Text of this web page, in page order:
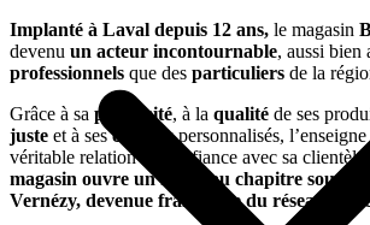
Implanté à Laval depuis 12 ans, le magasin
devenu un acteur incontournable, aussi bien
professionnels que des particuliers de la
Grâce à sa proximité, à la qualité de ses
juste et à sesconseilspersonnalisés,
véritable relation de confiance avec sa clientèle.
magasin ouvre un nouveau chapitre sous
Vernézy, devenue franchisée du réseau en